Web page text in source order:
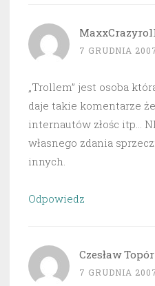
7 GRUDNIA
„Trollem” jest osoba
daje takie komentarze
internautów złośc itp…
własnego zdania
innych.
Odpowiedz
Czesław Topór
7 GRUDNIA